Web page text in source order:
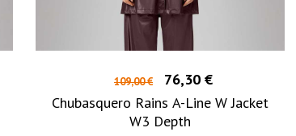
109,00 €
76,30 €
Chubasquero Rains A-Line W Jacket
W3 Depth